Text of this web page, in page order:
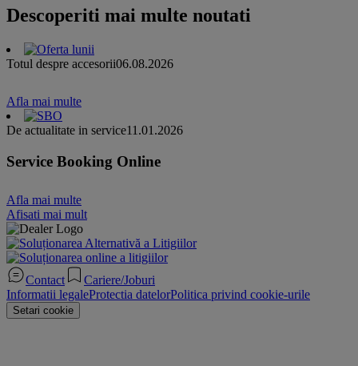
Descoperiti mai multe noutati
Totul despre accesorii06.08.2026
Afla mai multe
De actualitate in service11.01.2026
Service Booking Online
Afla mai multe
Afisati mai mult
Contact
Cariere/Joburi
Informatii legaleProtectia datelorPolitica privind cookie-urile
Setari cookie